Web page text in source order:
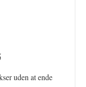
uden at ende